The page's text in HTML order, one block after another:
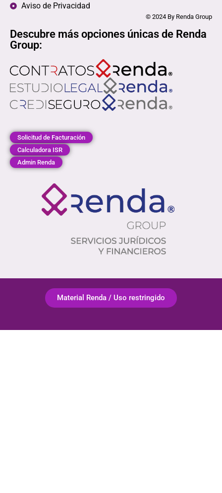
Aviso de Privacidad
© 2024 By Renda Group
Descubre más opciones únicas de Renda
Group:
Solicitud de Facturación
Calculadora ISR
Admin Renda
Material Renda / Uso restringido